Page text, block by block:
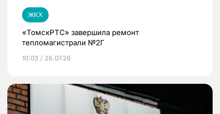
ЖКХ
«ТомскРТС» завершила ремонт
тепломагистрали №2Г
10:03 / 26.07.26